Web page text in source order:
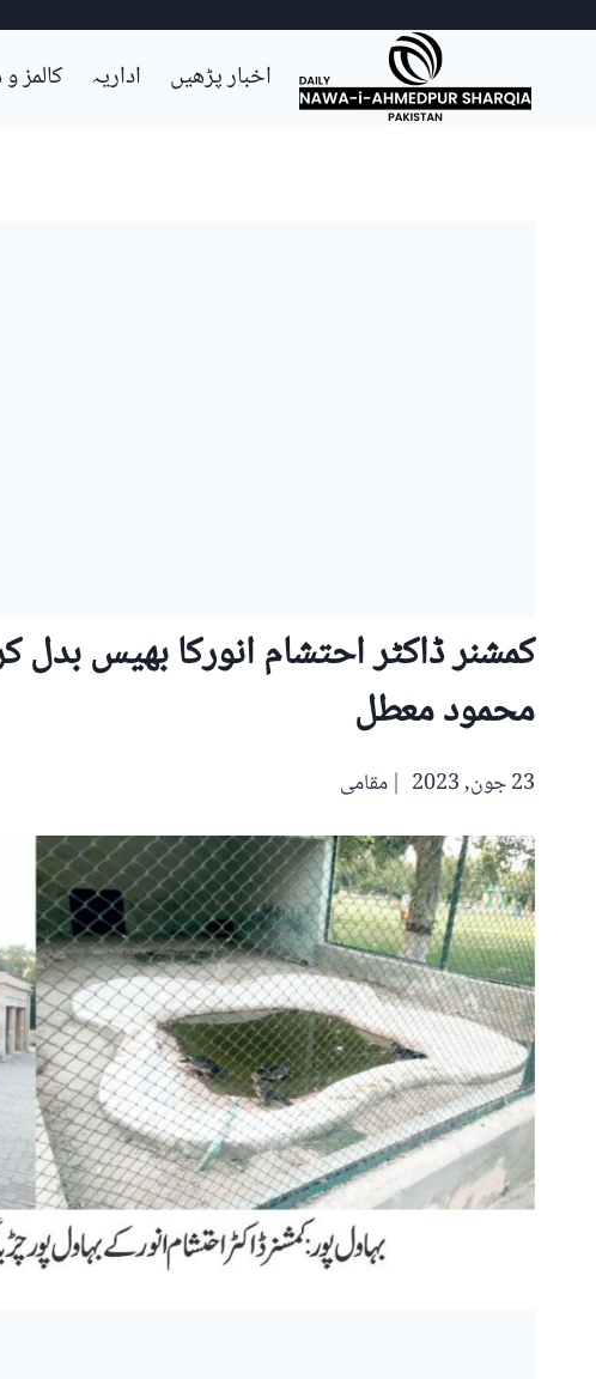
Skip
اخبار پڑھیں اداریہ کالمز
کمشنر ڈاکٹر احتشام انورکا بھیس بدل
محمود معطل
23 جون, 2023 مقامی